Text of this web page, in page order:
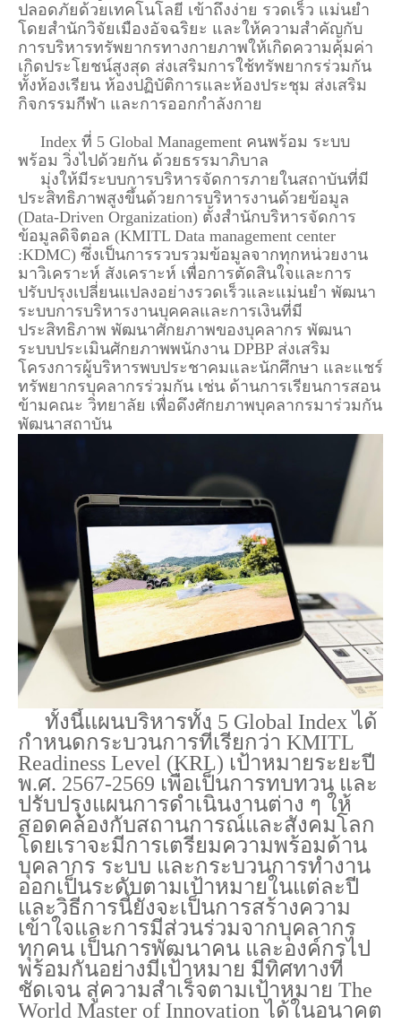
ปลอดภัยด้วยเทคโนโลยี เข้าถึงง่าย รวดเร็ว แม่นยำ
โดยสำนักวิจัยเมืองอัจฉริยะ และให้ความสำคัญกับ
การบริหารทรัพยากรทางกายภาพให้เกิดความคุ้มค่า
เกิดประโยชน์สูงสุด ส่งเสริมการใช้ทรัพยากรร่วมกัน
ทั้งห้องเรียน ห้องปฏิบัติการและห้องประชุม ส่งเสริม
กิจกรรมกีฬา และการออกกำลังกาย
Index ที่ 5 Global Management คนพร้อม ระบบ
พร้อม วิ่งไปด้วยกัน ด้วยธรรมาภิบาล
มุ่งให้มีระบบการบริหารจัดการภายในสถาบันที่มี
ประสิทธิภาพสูงขึ้นด้วยการบริหารงานด้วยข้อมูล
(Data-Driven Organization) ตั้งสำนักบริหารจัดการ
ข้อมูลดิจิตอล (KMITL Data management center
:KDMC) ซึ่งเป็นการรวบรวมข้อมูลจากทุกหน่วยงาน
มาวิเคราะห์ สังเคราะห์ เพื่อการตัดสินใจและการ
ปรับปรุงเปลี่ยนแปลงอย่างรวดเร็วและแม่นยำ พัฒนา
ระบบการบริหารงานบุคคลและการเงินที่มี
ประสิทธิภาพ พัฒนาศักยภาพของบุคลากร พัฒนา
ระบบประเมินศักยภาพพนักงาน DPBP ส่งเสริม
โครงการผู้บริหารพบประชาคมและนักศึกษา และแชร์
ทรัพยากรบุคลากรร่วมกัน เช่น ด้านการเรียนการสอน
ข้ามคณะ วิทยาลัย เพื่อดึงศักยภาพบุคลากรมาร่วมกัน
พัฒนาสถาบัน
ทั้งนี้แผนบริหารทั้ง 5 Global Index ได้
กำหนดกระบวนการที่เรียกว่า KMITL
Readiness Level (KRL) เป้าหมายระยะปี
พ.ศ. 2567-2569 เพื่อเป็นการทบทวน และ
ปรับปรุงแผนการดำเนินงานต่าง ๆ ให้
สอดคล้องกับสถานการณ์และสังคมโลก
โดยเราจะมีการเตรียมความพร้อมด้าน
บุคลากร ระบบ และกระบวนการทำงาน
ออกเป็นระดับตามเป้าหมายในแต่ละปี
และวิธีการนี้ยังจะเป็นการสร้างความ
เข้าใจและการมีส่วนร่วมจากบุคลากร
ทุกคน เป็นการพัฒนาคน และองค์กรไป
พร้อมกันอย่างมีเป้าหมาย มีทิศทางที่
ชัดเจน สู่ความสำเร็จตามเป้าหมาย The
World Master of Innovation ได้ในอนาคต